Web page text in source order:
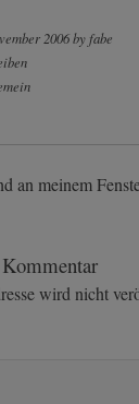
2006by fabe
an meinem
wird nicht